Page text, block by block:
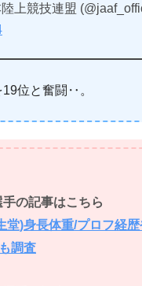
上競技連盟
位と奮闘‥。
手の記事はこちら
堂)身長体重/プロフ経
調査